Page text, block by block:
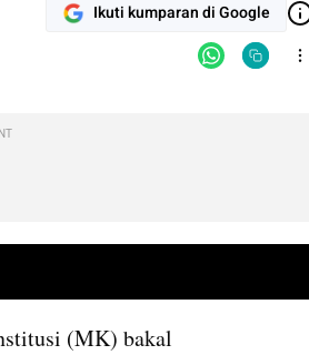
Ikuti kumparan di Google
(MK) bakal